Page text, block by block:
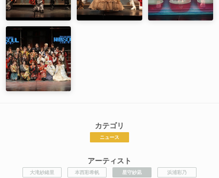
カテゴリ
ニュース
アーティスト
大滝紗緒里 本西彩希帆 星守紗凪 浜浦彩乃